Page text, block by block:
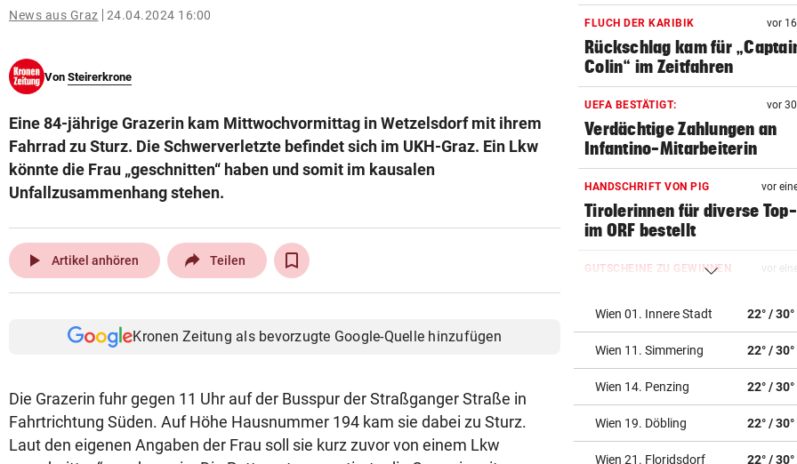
© Krone Multimedia GmbH & Co KG 2026
News aus Graz 24.04.2024 16:00
Von Steirerkrone
Eine 84-jährige Grazerin kam Mittwochvormittag in Wetzelsdorf mit ihrem
Fahrrad zu Sturz. Die Schwerverletzte befindet sich im UKH-Graz. Ein Lkw
könnte die Frau „geschnitten“ haben und somit im kausalen
Unfallzusammenhang stehen.
play_arrow Artikel anhören Teilen
Kronen Zeitung als bevorzugte Google-Quelle hinzufügen
Die Grazerin fuhr gegen 11 Uhr auf der Busspur der Straßganger Straße in
Fahrtrichtung Süden. Auf Höhe Hausnummer 194 kam sie dabei zu Sturz.
Laut den eigenen Angaben der Frau soll sie kurz zuvor von einem Lkw
FLUCH DER KARIBIK vor
Rückschlag kam für
Colin“ im Zeitfahren
UEFA BESTÄTIGT: vor
Verdächtige Zahlungen an
Infantino-Mitarbeiterin
HANDSCHRIFT VON PIG vor
Tirolerinnen für diverse
im ORF bestellt
GUTSCHEINE ZU GEWINNEN vor
Katzenfoto!
NOCH IMMER OHNE PASS vor
GZSZ-Star Olivia über ihr
Österreich
VORSCHLAG FÜR ROUTE vor
Land Salzburg hält dem S-
Wien 01. Innere Stadt 22° / 30°
Wien 11. Simmering 22° / 30°
Wien 14. Penzing 22° / 30°
Wien 19. Döbling 22° / 30°
Wien 21. Floridsdorf 22° / 30°